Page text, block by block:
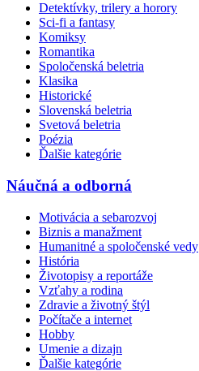
Detektívky, trilery a horory
Sci-fi a fantasy
Komiksy
Romantika
Spoločenská beletria
Klasika
Historické
Slovenská beletria
Svetová beletria
Poézia
Ďalšie kategórie
Náučná a odborná
Motivácia a sebarozvoj
Biznis a manažment
Humanitné a spoločenské vedy
História
Životopisy a reportáže
Vzťahy a rodina
Zdravie a životný štýl
Počítače a internet
Hobby
Umenie a dizajn
Ďalšie kategórie